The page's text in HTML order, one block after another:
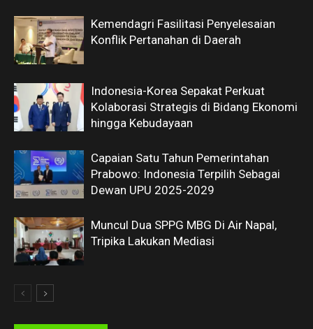
Kemendagri Fasilitasi Penyelesaian
Konflik Pertanahan di Daerah
Indonesia-Korea Sepakat Perkuat
Kolaborasi Strategis di Bidang Ekonomi
hingga Kebudayaan
Capaian Satu Tahun Pemerintahan
Prabowo: Indonesia Terpilih Sebagai
Dewan UPU 2025-2029
Muncul Dua SPPG MBG Di Air Napal,
Tripika Lakukan Mediasi